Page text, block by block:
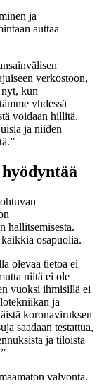
ja
auttaa
verkostoon,
kun
yhdessä
voidaan hillitä.
ja niiden
hallitsemisesta.
osapuolia.
olevaa tietoa ei
niitä ei ole
vuoksi ihmisillä ei
ja
koronaviruksen
saadaan testattua,
ja tiloista
valvonta.